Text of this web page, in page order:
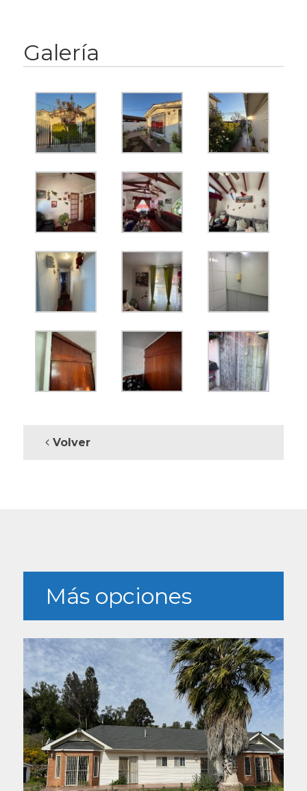
Galería
Volver
Más opciones